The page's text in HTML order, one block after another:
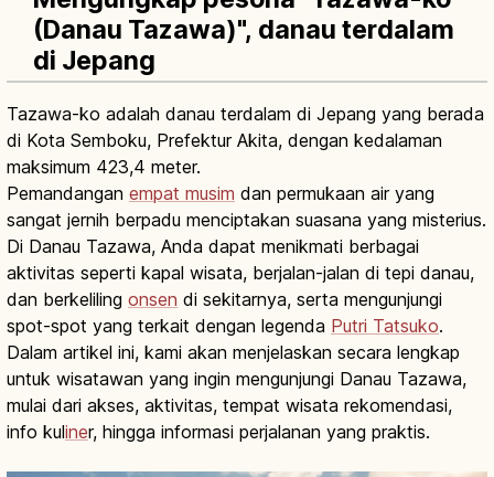
(Danau Tazawa)", danau terdalam
di Jepang
Tazawa-ko adalah danau terdalam di Jepang yang berada
di Kota Semboku, Prefektur Akita, dengan kedalaman
maksimum 423,4 meter.
Pemandangan empat musim dan permukaan air yang
sangat jernih berpadu menciptakan suasana yang misterius.
Di Danau Tazawa, Anda dapat menikmati berbagai
aktivitas seperti kapal wisata, berjalan-jalan di tepi danau,
dan berkeliling onsen di sekitarnya, serta mengunjungi
spot-spot yang terkait dengan legenda Putri Tatsuko.
Dalam artikel ini, kami akan menjelaskan secara lengkap
untuk wisatawan yang ingin mengunjungi Danau Tazawa,
mulai dari akses, aktivitas, tempat wisata rekomendasi,
info kuliner, hingga informasi perjalanan yang praktis.